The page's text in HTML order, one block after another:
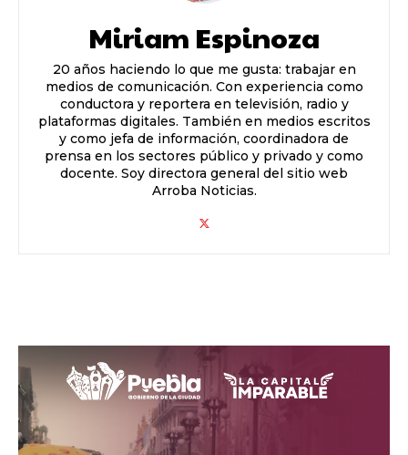
Miriam Espinoza
20 años haciendo lo que me gusta: trabajar en
medios de comunicación. Con experiencia como
conductora y reportera en televisión, radio y
plataformas digitales. También en medios escritos
y como jefa de información, coordinadora de
prensa en los sectores público y privado y como
docente. Soy directora general del sitio web
Arroba Noticias.